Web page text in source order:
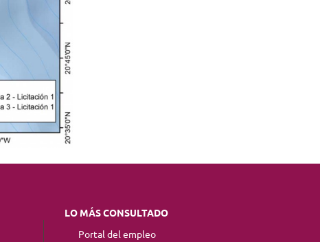
LO MÁS CONSULTADO
Portal del empleo